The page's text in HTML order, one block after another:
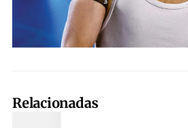
Relacionadas